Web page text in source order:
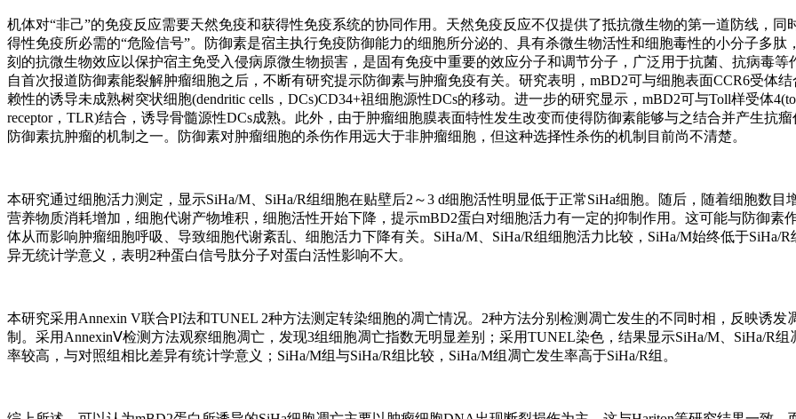
机体对“非己”的免疫反应需要天然免疫和获得性免疫系统的协同作用。天然免疫反应不仅提供了抵抗微生物的第一道防线，同
得性免疫所必需的“危险信号”。防御素是宿主执行免疫防御能力的细胞所分泌的、具有杀微生物活性和细胞毒性的小分子多肽
刻的抗微生物效应以保护宿主免受入侵病原微生物损害，是固有免疫中重要的效应分子和调节分子，广泛用于抗菌、抗病毒等
自首次报道防御素能裂解肿瘤细胞之后，不断有研究提示防御素与肿瘤免疫有关。研究表明，mBD2可与细胞表面CCR6受体
赖性的诱导未成熟树突状细胞(dendritic cells，DCs)CD34+祖细胞源性DCs的移动。进一步的研究显示，mBD2可与Toll样受体
receptor，TLR)结合，诱导骨髓源性DCs成熟。此外，由于肿瘤细胞膜表面特性发生改变而使得防御素能够与之结合并产生抗
防御素抗肿瘤的机制之一。防御素对肿瘤细胞的杀伤作用远大于非肿瘤细胞，但这种选择性杀伤的机制目前尚不清楚。
本研究通过细胞活力测定，显示SiHa/M、SiHa/R组细胞在贴壁后2～3 d细胞活性明显低于正常SiHa细胞。随后，随着细胞数目
营养物质消耗增加，细胞代谢产物堆积，细胞活性开始下降，提示mBD2蛋白对细胞活力有一定的抑制作用。这可能与防御素
体从而影响肿瘤细胞呼吸、导致细胞代谢紊乱、细胞活力下降有关。SiHa/M、SiHa/R组细胞活力比较，SiHa/M始终低于SiHa/R
异无统计学意义，表明2种蛋白信号肽分子对蛋白活性影响不大。
本研究采用Annexin V联合PI法和TUNEL 2种方法测定转染细胞的凋亡情况。2种方法分别检测凋亡发生的不同时相，反映诱发
制。采用AnnexinⅤ检测方法观察细胞凋亡，发现3组细胞凋亡指数无明显差别；采用TUNEL染色，结果显示SiHa/M、SiHa/R组
率较高，与对照组相比差异有统计学意义；SiHa/M组与SiHa/R组比较，SiHa/M组凋亡发生率高于SiHa/R组。